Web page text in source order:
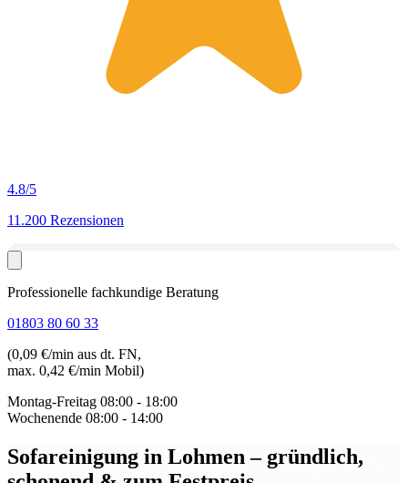
4.8/5
11.200 Rezensionen
Professionelle fachkundige Beratung
01803 80 60 33
(0,09 €/min aus dt. FN,
max. 0,42 €/min Mobil)
Montag-Freitag 08:00 - 18:00
Wochenende 08:00 - 14:00
Sofareinigung in Lohmen– gründlich,